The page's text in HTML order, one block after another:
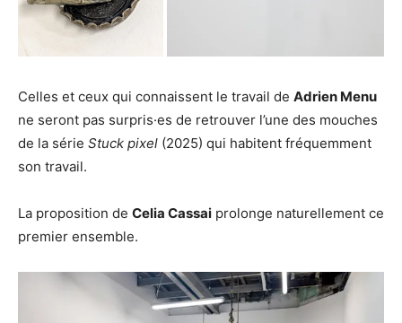
Celles et ceux qui connaissent le travail de Adrien Menu
ne seront pas surpris·es de retrouver l’une des mouches
de la série Stuck pixel (2025) qui habitent fréquemment
son travail.
La proposition de Celia Cassai prolonge naturellement ce
premier ensemble.